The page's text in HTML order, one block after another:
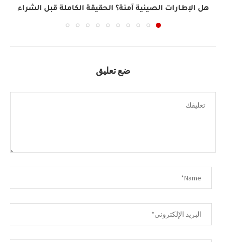
هل الإطارات الصينية آمنة؟ الحقيقة الكاملة قبل الشراء
ضع تعليق